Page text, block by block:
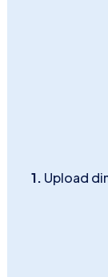
1. Upload